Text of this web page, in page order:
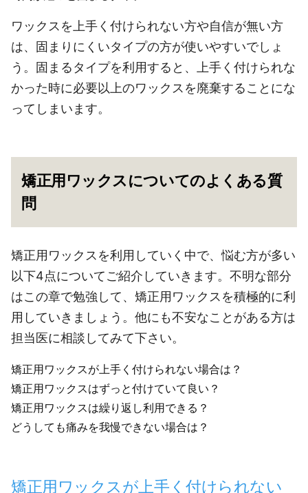
ワックスを上手く付けられない方や自信が無い方
は、固まりにくいタイプの方が使いやすいでしょ
う。固まるタイプを利用すると、上手く付けられな
かった時に必要以上のワックスを廃棄することにな
ってしまいます。
矯正用ワックスについてのよくある質
問
矯正用ワックスを利用していく中で、悩む方が多い
以下4点についてご紹介していきます。不明な部分
はこの章で勉強して、矯正用ワックスを積極的に利
用していきましょう。他にも不安なことがある方は
担当医に相談してみて下さい。
矯正用ワックスが上手く付けられない場合は？
矯正用ワックスはずっと付けていて良い？
矯正用ワックスは繰り返し利用できる？
どうしても痛みを我慢できない場合は？
矯正用ワックスが上手く付けられない